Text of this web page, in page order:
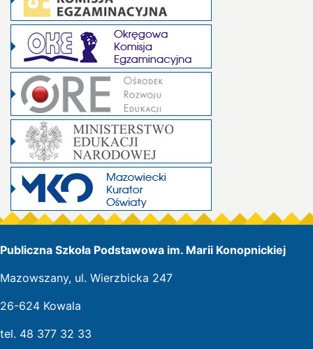
Publiczna Szkoła Podstawowa im. Marii Konopnickiej
Mazowszany, ul. Wierzbicka 247
26-624 Kowala
tel. 48 377 32 33